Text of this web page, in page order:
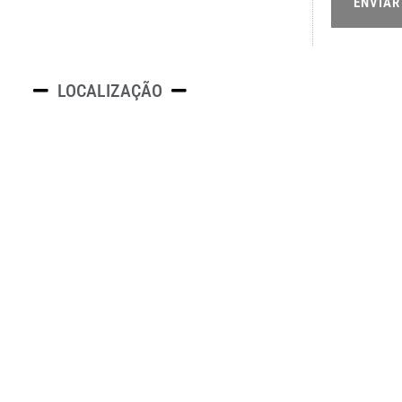
LOCALIZAÇÃO